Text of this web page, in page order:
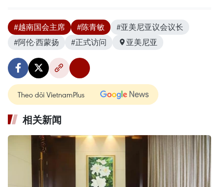
#越南国会主席 #陈青敏
#亚美尼亚议会议长
#阿伦·西蒙扬
#正式访问 亚美尼亚
Theo dõi VietnamPlus
相关新闻